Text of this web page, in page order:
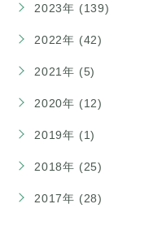
2023年 (139)
2022年 (42)
2021年 (5)
2020年 (12)
2019年 (1)
2018年 (25)
2017年 (28)